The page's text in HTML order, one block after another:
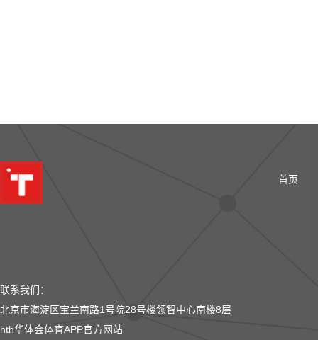
联系我们：
北京市海淀区宝兰南路1号院28号楼领智中心南楼8层
hth华体会体育APP官方网站
首页